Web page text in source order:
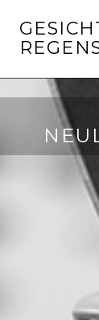
zum
Inhalt